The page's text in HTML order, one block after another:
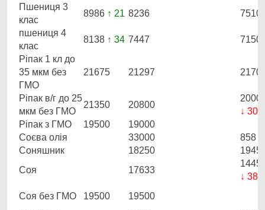
Пшениця 3
клас
8986 ↑ 21 8236
7510
пшениця 4
клас
8138 ↑ 34 7447
7150
Ріпак 1 кл до
35 мкм без
ГМО
21675 21297
Ріпак в/г до 25
мкм без ГМО
21350 20800
↓ 300
Ріпак з ГМО
19500
19000
Соєва олія
33000
858
Соняшник
18250
Соя
17633
↓ 380
Соя без ГМО
19500
19500